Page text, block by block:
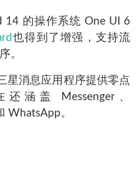
14 的操作系统 One UI 6
也得到了增强，支持流
。
星消息应用程序提供零点
涵盖 Messenger、
WhatsApp。